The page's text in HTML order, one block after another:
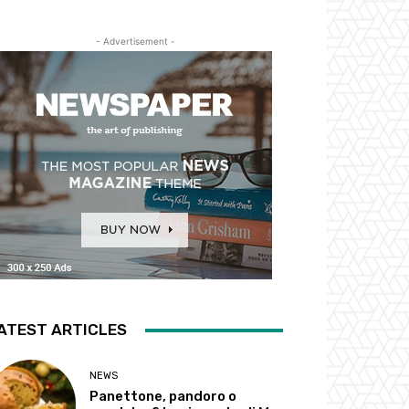
- Advertisement -
ARTICLES
NEWS
Panettone, pandoro o